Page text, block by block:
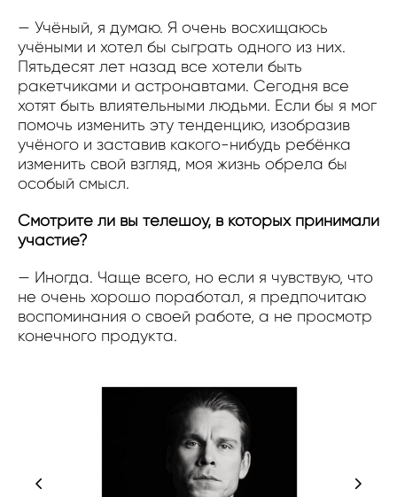
— Учёный, я думаю. Я очень восхищаюсь
учёными и хотел бы сыграть одного из них.
Пятьдесят лет назад все хотели быть
ракетчиками и астронавтами. Сегодня все
хотят быть влиятельными людьми. Если бы я мог
помочь изменить эту тенденцию, изобразив
учёного и заставив какого-нибудь ребёнка
изменить свой взгляд, моя жизнь обрела бы
особый смысл.
Смотрите ли вы телешоу, в которых принимали
участие?
— Иногда. Чаще всего, но если я чувствую, что
не очень хорошо поработал, я предпочитаю
воспоминания о своей работе, а не просмотр
конечного продукта.